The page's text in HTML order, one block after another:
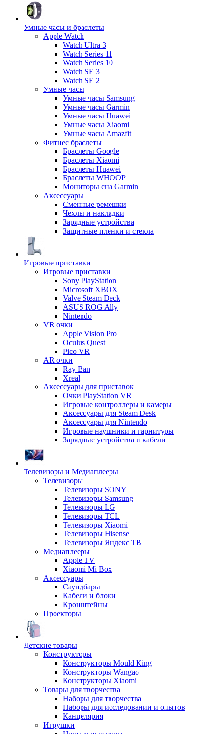
Умные часы и браслеты
Apple Watch
Watch Ultra 3
Watch Series 11
Watch Series 10
Watch SE 3
Watch SE 2
Умные часы
Умные часы Samsung
Умные часы Garmin
Умные часы Huawei
Умные часы Xiaomi
Умные часы Amazfit
Фитнес браслеты
Браслеты Google
Браслеты Xiaomi
Браслеты Huawei
Браслеты WHOOP
Мониторы сна Garmin
Аксессуары
Сменные ремешки
Чехлы и накладки
Зарядные устройства
Защитные пленки и стекла
Игровые приставки
Игровые приставки
Sony PlayStation
Microsoft XBOX
Valve Steam Deck
ASUS ROG Ally
Nintendo
VR очки
Apple Vision Pro
Oculus Quest
Pico VR
AR очки
Ray Ban
Xreal
Аксессуары для приставок
Очки PlayStation VR
Игровые контроллеры и камеры
Аксессуары для Steam Desk
Аксессуары для Nintendo
Игровые наушники и гарнитуры
Зарядные устройства и кабели
Телевизоры и Медиаплееры
Телевизоры
Телевизоры SONY
Телевизоры Samsung
Телевизоры LG
Телевизоры TCL
Телевизоры Xiaomi
Телевизоры Hisense
Телевизоры Яндекс ТВ
Медиаплееры
Apple TV
Xiaomi Mi Box
Аксессуары
Саундбары
Кабели и блоки
Кронштейны
Проекторы
Детские товары
Конструкторы
Конструкторы Mould King
Конструкторы Wangao
Конструкторы Xiaomi
Товары для творчества
Наборы для творчества
Наборы для исследований и опытов
Канцелярия
Игрушки